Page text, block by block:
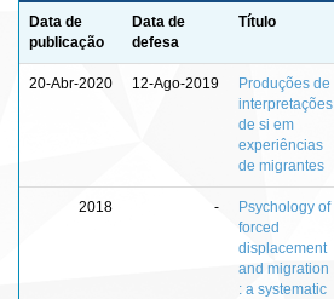
Data de
publicação
Data de
defesa
Título
20-Abr-2020 12-Ago-2019
Produções de
interpretações
de si em
experiências
de migrantes
2018 -
Psychology of
forced
displacement
and migration
: a systematic